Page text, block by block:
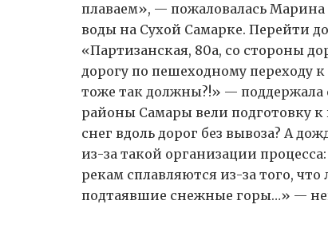
плаваем», — пожаловалась
воды на Сухой Самарке. Перейти
«Партизанская, 80а, со стороны
дорогу по пешеходному переходу
тоже так должны?!» — поддержала
районы Самары вели подготовку к
снег вдоль дорог без вывоза? А
из-за такой организации
рекам сплавляются из-за того,
подтаявшие снежные горы…» —